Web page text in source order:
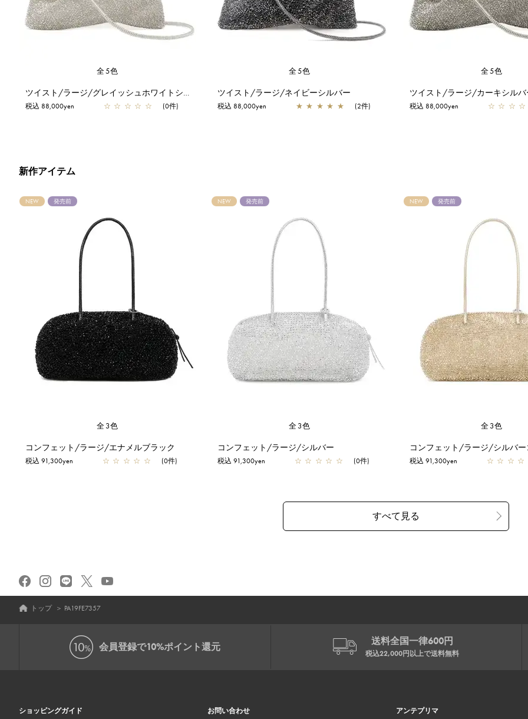
全5色
ツイスト/ラージ/グレイッシュホワイトシルバー
税込 88,000yen ☆ ☆ ☆ ☆ ☆ (0件)
全5色
ツイスト/ラージ/ネイビーシルバー
税込 88,000yen ★ ★ ★ ★ ★ (2件)
全5色
ツイスト/ラージ/カーキシルバ
税込 88,000yen ☆ ☆ ☆ ☆
新作アイテム
NEW 発売前
全3色
コンフェット/ラージ/エナメルブラック
税込 91,300yen ☆ ☆ ☆ ☆ ☆ (0件)
NEW 発売前
全3色
コンフェット/ラージ/シルバー
税込 91,300yen ☆ ☆ ☆ ☆ ☆ (0件)
NEW 発売前
全3色
コンフェット/ラージ/シルバー
税込 91,300yen ☆ ☆ ☆ ☆
トップ ＞ PA19FE7357
会員登録で10%ポイント還元 送料全国一律600円
税込22,000円以上で送料無料
ショッピングガイド お問い合わせ アンテプリマ